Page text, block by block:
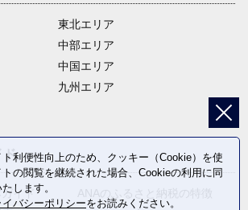
東北エリア
中部エリア
中国エリア
九州エリア
ド
イド
利便性向上のため、クッキー（Cookie）を使
の閲覧を継続された場合、Cookieの利用に同
します。
イバシーポリシーをお読みください。